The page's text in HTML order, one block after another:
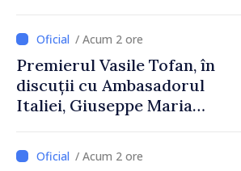
Uygar Mustafa Sertel
/ Acum 2 ore
Premierul Vasile Tofan, în
discuții cu Ambasadorul
Italiei, Giuseppe Maria
/ Acum 2 ore